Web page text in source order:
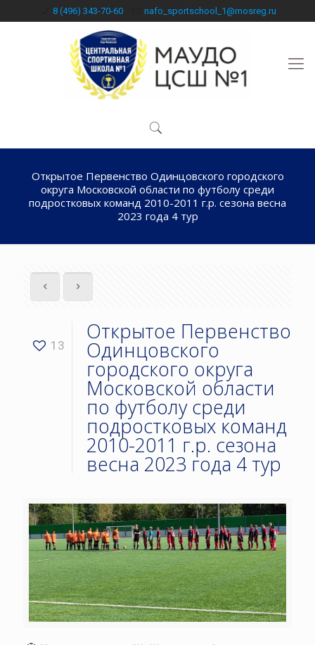
8 (496) 343-70-60 nafo_sportschool_1@mosreg.ru
Открытое Первенство Одинцовского городского
округа Московской области по футболу среди
подростковых команд 2010-2011 г.р. сезона весна
2023 года 4 тур
13
Открытое Первенство
Одинцовского
городского округа
Московской области
по футболу среди
подростковых команд
2010-2011 г.р. сезона
весна 2023 года 4 тур